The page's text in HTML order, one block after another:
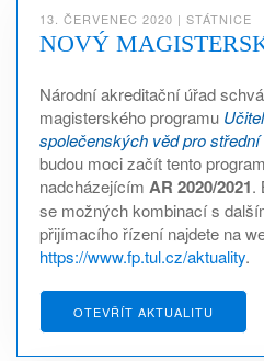
13. ČERVENEC 2020 | STÁTNICE
NOVÝ
Národní akreditační úřad
magisterského programu
společenských věd pro
budou moci začít tento
nadcházejícím AR 2020/2021.
se možných kombinací s
přijímacího řízení najdete na
https://www.fp.tul.cz/aktuality.
OTEVŘÍT AKTUALITU